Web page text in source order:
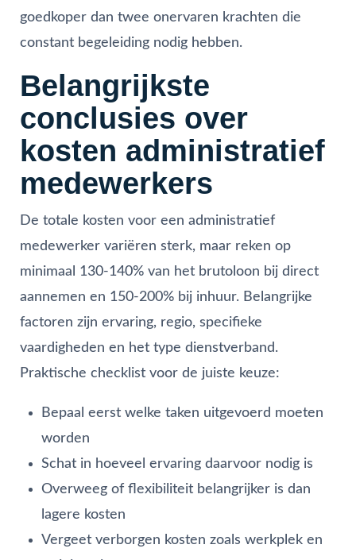
goedkoper dan twee onervaren krachten die
constant begeleiding nodig hebben.
Belangrijkste
conclusies over
kosten administratief
medewerkers
De totale kosten voor een administratief
medewerker variëren sterk, maar reken op
minimaal 130-140% van het brutoloon bij direct
aannemen en 150-200% bij inhuur. Belangrijke
factoren zijn ervaring, regio, specifieke
vaardigheden en het type dienstverband.
Praktische checklist voor de juiste keuze:
Bepaal eerst welke taken uitgevoerd moeten
worden
Schat in hoeveel ervaring daarvoor nodig is
Overweeg of flexibiliteit belangrijker is dan
lagere kosten
Vergeet verborgen kosten zoals werkplek en